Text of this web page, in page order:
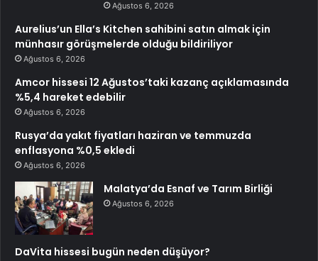
Ağustos 6, 2026
Aurelius’un Ella’s Kitchen sahibini satın almak için
münhasır görüşmelerde olduğu bildiriliyor
Ağustos 6, 2026
Amcor hissesi 12 Ağustos’taki kazanç açıklamasında
%5,4 hareket edebilir
Ağustos 6, 2026
Rusya’da yakıt fiyatları haziran ve temmuzda
enflasyona %0,5 ekledi
Ağustos 6, 2026
Malatya’da Esnaf ve Tarım Birliği
Ağustos 6, 2026
DaVita hissesi bugün neden düşüyor?